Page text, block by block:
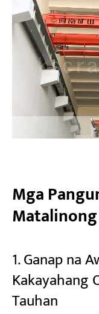
Mga Aplikasyon
Tungkol sa atin
Makipag-ugnayan sa amin
Mga
1. Ganap na
Kakayahang
Tauhan